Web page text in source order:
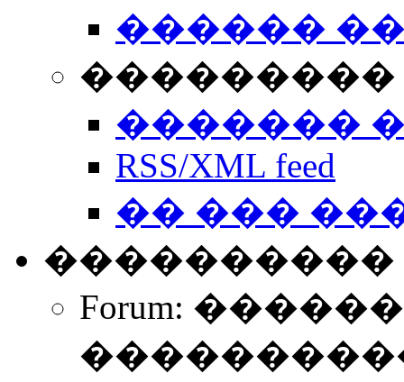
������
���������
�������
RSS/XML feed
�� ���
����������
Forum: